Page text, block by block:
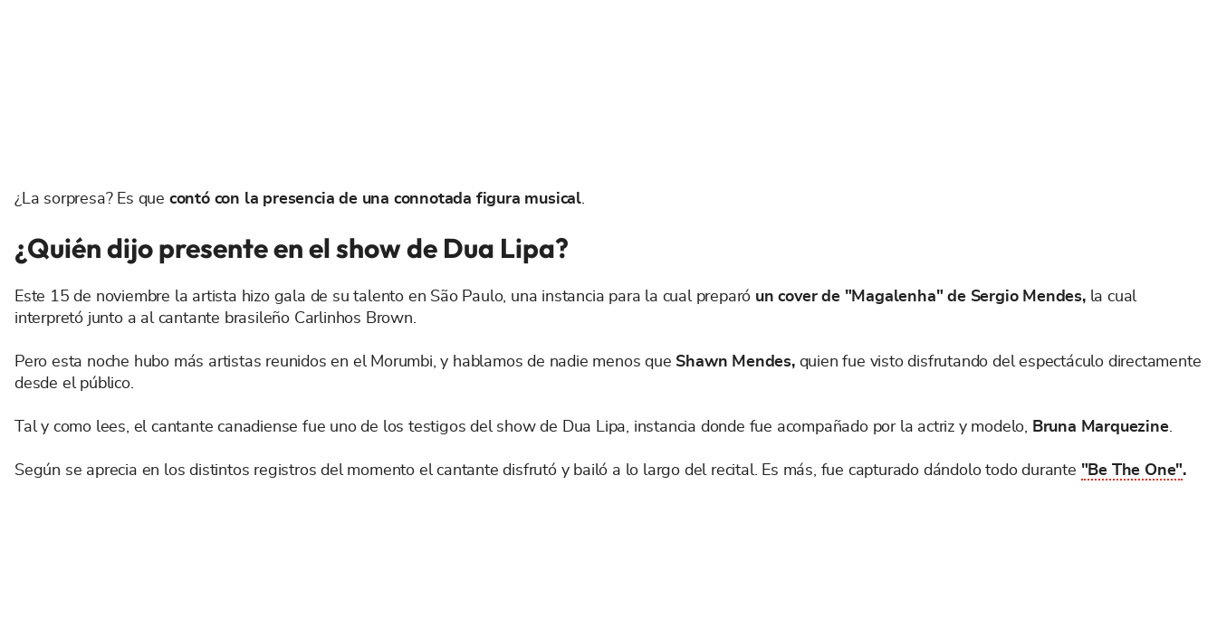
¿La sorpresa? Es que contó con la presencia de una connotada figura musical.
¿Quién dijo presente en el show de Dua Lipa?
Este 15 de noviembre la artista hizo gala de su talento en São Paulo, una instancia para la cual preparó un cover de "Magalenha" de Sergio Mendes, la cual
interpretó junto a al cantante brasileño Carlinhos Brown.
Pero esta noche hubo más artistas reunidos en el Morumbi, y hablamos de nadie menos que Shawn Mendes, quien fue visto disfrutando del espectáculo directamente
desde el público.
Tal y como lees, el cantante canadiense fue uno de los testigos del show de Dua Lipa, instancia donde fue acompañado por la actriz y modelo, Bruna Marquezine.
Según se aprecia en los distintos registros del momento el cantante disfrutó y bailó a lo largo del recital. Es más, fue capturado dándolo todo durante "Be The One".